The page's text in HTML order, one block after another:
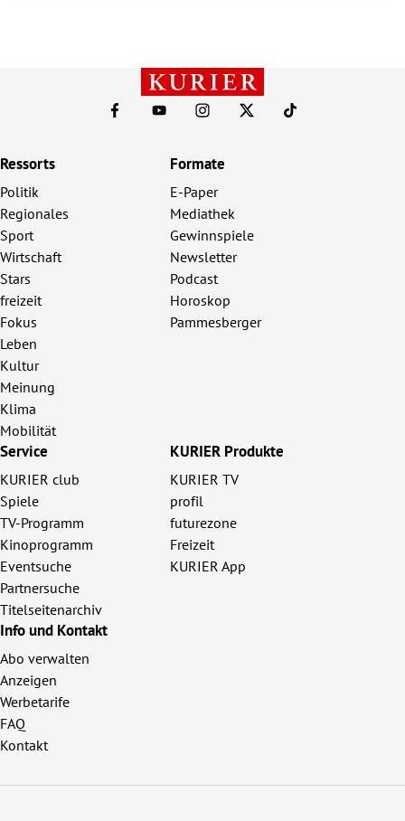
Ressorts
Politik
Regionales
Sport
Wirtschaft
Stars
freizeit
Fokus
Leben
Kultur
Meinung
Klima
Mobilität
Formate
E-Paper
Mediathek
Gewinnspiele
Newsletter
Podcast
Horoskop
Pammesberger
Service
KURIER club
Spiele
TV-Programm
Kinoprogramm
Eventsuche
Partnersuche
Titelseitenarchiv
KURIER Produkte
KURIER TV
profil
futurezone
Freizeit
KURIER App
Info und Kontakt
Abo verwalten
Anzeigen
Werbetarife
FAQ
Kontakt